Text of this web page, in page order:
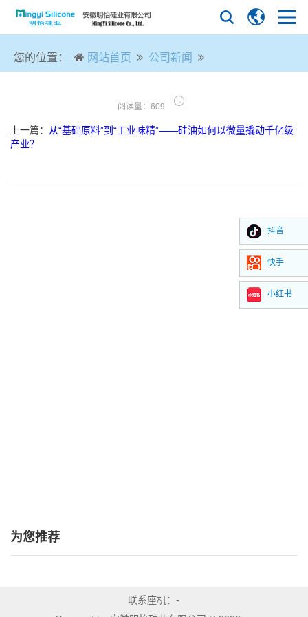
您的位置： 网站首页 公司新闻
阅读量：609
上一篇：
从“基础原料”到“工业味精”——硅油如何以微量撬动千亿级
产业？
为您推荐
联系座机：-
抖音
快手
小红书